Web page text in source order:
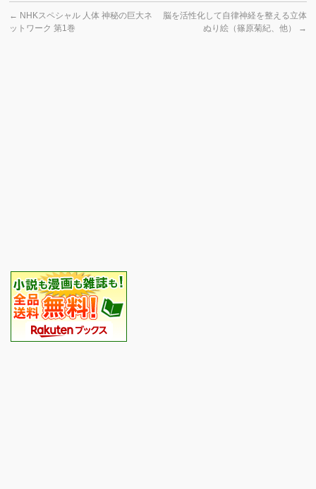
← NHKスペシャル 人体 神秘の巨大ネ
ットワーク 第1巻
脳を活性化して自律神経を整える立体
ぬり絵（篠原菊紀、他）
→